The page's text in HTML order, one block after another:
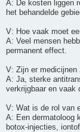
A: De kosten liggen
het behandelde
V: Hoe vaak moet
A: Veel mensen
permanent effect.
V: Zijn er medicijnen
A: Ja, sterke
verkrijgbaar en vaak
V: Wat is de rol van
A: Een dermatoloog
botox-injecties,